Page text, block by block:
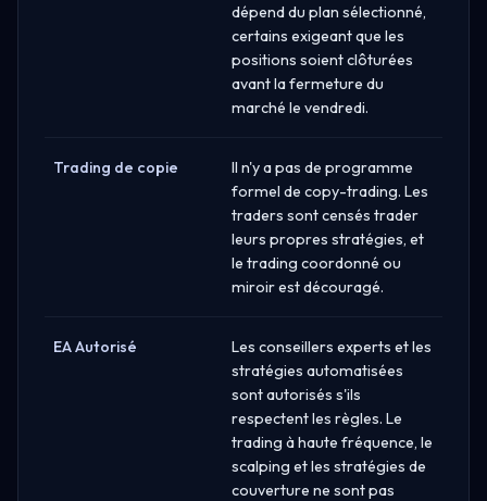
dépend du plan sélectionné,
certains exigeant que les
positions soient clôturées
avant la fermeture du
marché le vendredi.
Trading de copie
Il n'y a pas de programme
formel de copy-trading. Les
traders sont censés trader
leurs propres stratégies, et
le trading coordonné ou
miroir est découragé.
EA Autorisé
Les conseillers experts et les
stratégies automatisées
sont autorisés s'ils
respectent les règles. Le
trading à haute fréquence, le
scalping et les stratégies de
couverture ne sont pas